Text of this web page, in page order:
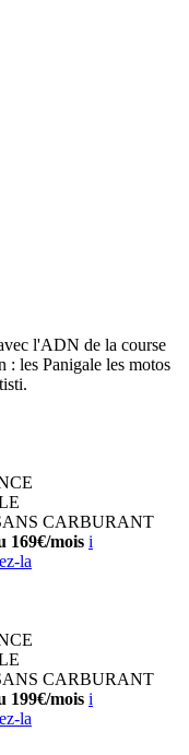
l'ADN de la course
: les Panigale les motos
CARBURANT
169€/mois i
la
CARBURANT
199€/mois i
la